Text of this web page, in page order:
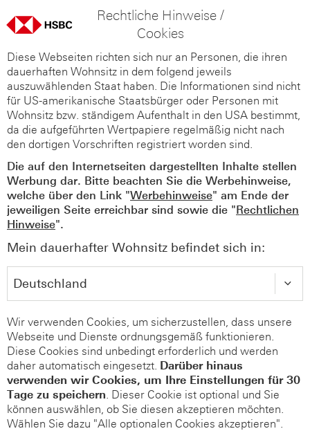
Rechtliche Hinweise /
Cookies
Diese Webseiten richten sich nur an Personen, die ihren
dauerhaften Wohnsitz in dem folgend jeweils
auszuwählenden Staat haben. Die Informationen sind nicht
für US-amerikanische Staatsbürger oder Personen mit
Wohnsitz bzw. ständigem Aufenthalt in den USA bestimmt,
da die aufgeführten Wertpapiere regelmäßig nicht nach
den dortigen Vorschriften registriert worden sind.
Die auf den Internetseiten dargestellten Inhalte stellen
Werbung dar. Bitte beachten Sie die Werbehinweise,
welche über den Link "Werbehinweise" am Ende der
jeweiligen Seite erreichbar sind sowie die "Rechtlichen
Hinweise".
Mein dauerhafter Wohnsitz befindet sich in:
Wir verwenden Cookies, um sicherzustellen, dass unsere
Webseite und Dienste ordnungsgemäß funktionieren.
Diese Cookies sind unbedingt erforderlich und werden
daher automatisch eingesetzt. Darüber hinaus
verwenden wir Cookies, um Ihre Einstellungen für 30
Tage zu speichern. Dieser Cookie ist optional und Sie
können auswählen, ob Sie diesen akzeptieren möchten.
Wählen Sie dazu "Alle optionalen Cookies akzeptieren".